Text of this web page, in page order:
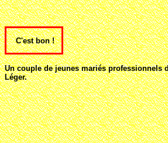
C'est bon !
Un couple de jeunes mariés professionnels
Léger.